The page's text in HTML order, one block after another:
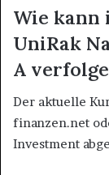
Wie kann
UniRak
A
Der aktuelle
finanzen.net
Investment